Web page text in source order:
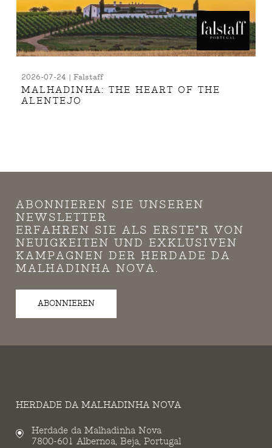
2026-07-24 | Falstaff
MALHADINHA: THE HEART OF THE
ALENTEJO
ABONNIEREN SIE UNSEREN
NEWSLETTER
ERFAHREN SIE ALS ERSTE*R VON
NEUIGKEITEN UND EXKLUSIVEN
KAMPAGNEN DER HERDADE DA
MALHADINHA NOVA.
ABONNIEREN
HERDADE DA MALHADINHA NOVA
Herdade da Malhadinha Nova
7800-601 Albernoa, Beja, Portugal